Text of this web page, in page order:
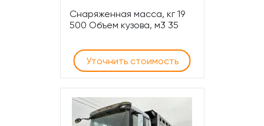
Снаряженная масса, кг 19
500 Объем кузова, м3 35
Уточнить стоимость